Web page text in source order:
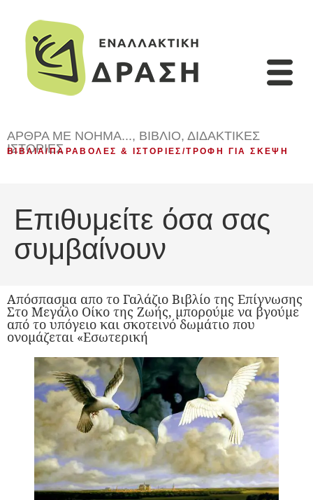
ΆΡΘΡΑ ΜΕ ΝΌΗΜΑ..., ΒΙΒΛΊΟ, ΔΙΔΑΚΤΙΚΈΣ
ΙΣΤΟΡΊΕΣ
ΒΙΒΛΊΑ/ΠΑΡΑΒΟΛΈΣ & ΙΣΤΟΡΊΕΣ /ΤΡΟΦΉ ΓΙΑ ΣΚΈΨΗ
Επιθυμείτε όσα σας
συμβαίνουν
Απόσπασμα απο το Γαλάζιο Βιβλίο της Επίγνωσης
Στο Μεγάλο Οίκο της Ζωής, μπορούμε να βγούμε
από το υπόγειο και σκοτεινό δωμάτιο που
ονομάζεται «Εσωτερική